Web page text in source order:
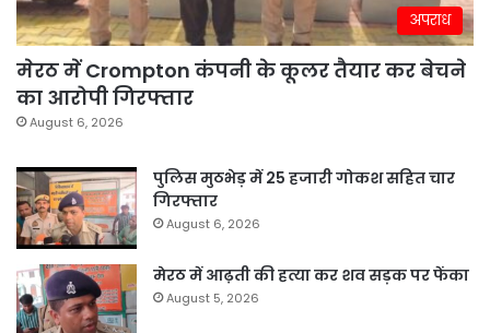
अपराध
मेरठ में Crompton कंपनी के कूलर तैयार कर बेचने
का आरोपी गिरफ्तार
August 6, 2026
पुलिस मुठभेड़ में 25 हजारी गोकश सहित चार
गिरफ्तार
August 6, 2026
मेरठ में आढ़ती की हत्या कर शव सड़क पर फेंका
August 5, 2026